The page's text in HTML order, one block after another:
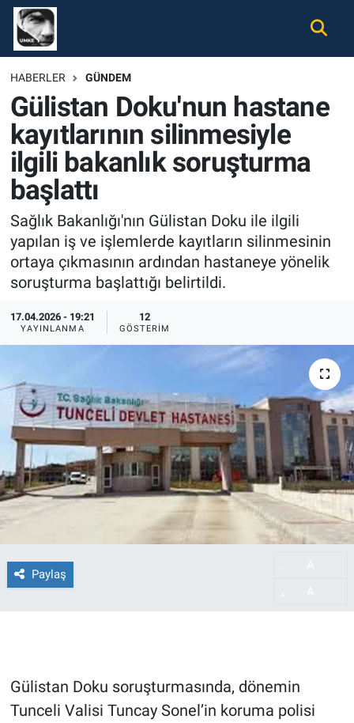
HABERLER GÜNDEM
Gülistan Doku'nun hastane
kayıtlarının silinmesiyle
ilgili bakanlık soruşturma
başlattı
Sağlık Bakanlığı'nın Gülistan Doku ile ilgili
yapılan iş ve işlemlerde kayıtların silinmesinin
ortaya çıkmasının ardından hastaneye yönelik
soruşturma başlattığı belirtildi.
17.04.2026 - 19:21
YAYINLANMA
12
GÖSTERIM
Paylaş
Gülistan Doku soruşturmasında, dönemin
Tunceli Valisi Tuncay Sonel’in koruma polisi
Gündem
Ekonomi
Spor
Magazin
Tüm Haberler
İletişim
Nöbetçi Eczaneler
Hava Durumu
Namaz Vakitleri
Trafik Durumu
Süper Lig Puan Durumu ve Fikstür
Tüm Manşetler
Haber Arşivi